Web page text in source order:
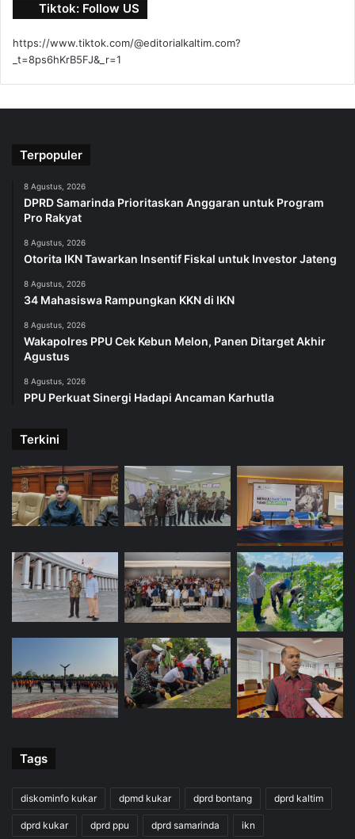
Tiktok: Follow US
https://www.tiktok.com/@editorialkaltim.com?
_t=8ps6hKrB5FJ&_r=1
Terpopuler
8 Agustus, 2026
DPRD Samarinda Prioritaskan Anggaran untuk Program
Pro Rakyat
8 Agustus, 2026
Otorita IKN Tawarkan Insentif Fiskal untuk Investor Jateng
8 Agustus, 2026
34 Mahasiswa Rampungkan KKN di IKN
8 Agustus, 2026
Wakapolres PPU Cek Kebun Melon, Panen Ditarget Akhir
Agustus
8 Agustus, 2026
PPU Perkuat Sinergi Hadapi Ancaman Karhutla
Terkini
Tags
diskominfo kukar dpmd kukar dprd bontang dprd kaltim
dprd kukar dprd ppu dprd samarinda ikn